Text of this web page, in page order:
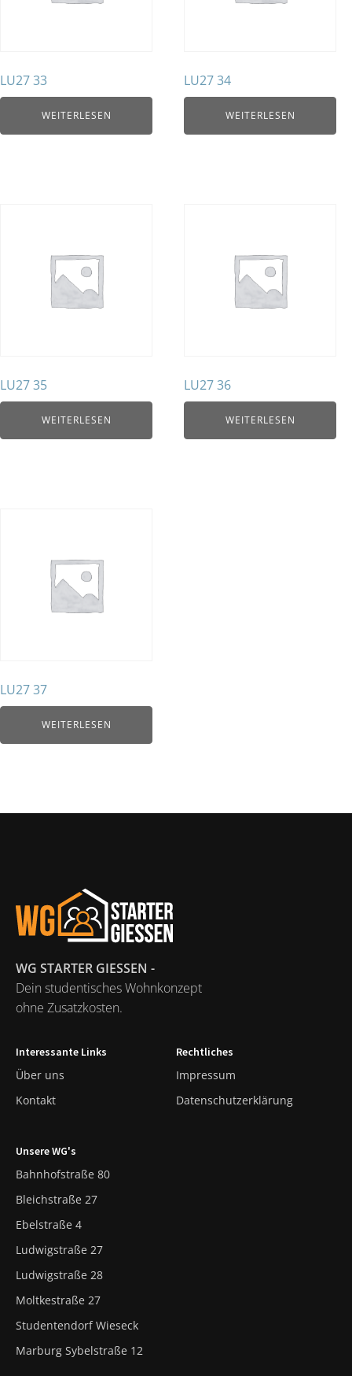
LU27 33
WEITERLESEN
LU27 34
WEITERLESEN
LU27 35
WEITERLESEN
LU27 36
WEITERLESEN
LU27 37
WEITERLESEN
WG STARTER GIESSEN -
Dein studentisches Wohnkonzept
ohne Zusatzkosten.
Interessante Links
Über uns
Kontakt
Rechtliches
Impressum
Datenschutzerklärung
Unsere WG's
Bahnhofstraße 80
Bleichstraße 27
Ebelstraße 4
Ludwigstraße 27
Ludwigstraße 28
Moltkestraße 27
Studentendorf Wieseck
Marburg Sybelstraße 12